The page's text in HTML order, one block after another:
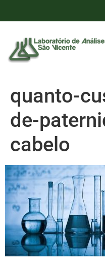
quanto-
de-
cabelo